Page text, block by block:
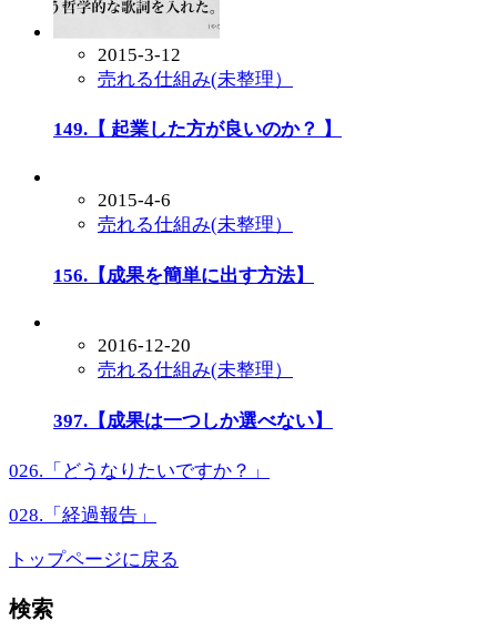
2015-3-12
売れる仕組み(未整理）
149.【 起業した方が良いのか？ 】
2015-4-6
売れる仕組み(未整理）
156.【成果を簡単に出す方法】
2016-12-20
売れる仕組み(未整理）
397.【成果は一つしか選べない】
026.「どうなりたいですか？」
028.「経過報告」
トップページに戻る
検索